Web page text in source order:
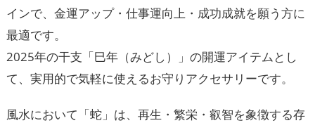
インで、金運アップ・仕事運向上・成功成就を願う方に
最適です。
2025年の干支「巳年（みどし）」の開運アイテムとし
て、実用的で気軽に使えるお守りアクセサリーです。
風水において「蛇」は、再生・繁栄・叡智を象徴する存